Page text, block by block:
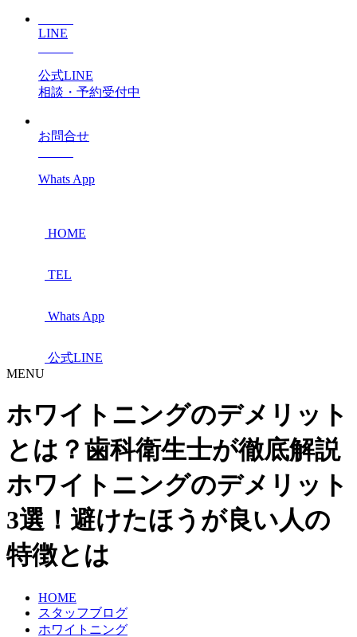
LINE
公式LINE
相談・予約受付中
お問合せ
Whats App
HOME
TEL
Whats App
公式LINE
MENU
ホワイトニングのデメリット
とは？歯科衛生士が徹底解説
ホワイトニングのデメリット
3選！避けたほうが良い人の
特徴とは
HOME
スタッフブログ
ホワイトニング